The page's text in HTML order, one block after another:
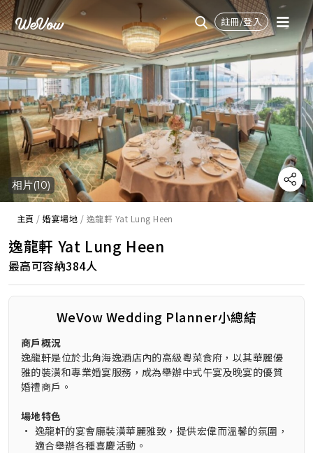
註冊/登入
相片(10)
主頁 /婚宴場地 / 逸龍軒 Yat Lung Heen
逸龍軒 Yat Lung Heen
最高可容納384人
WeVow Wedding Planner小總結
商戶概況
逸龍軒是位於北角海逸酒店內的高級粵菜食府，以其華麗優
雅的裝潢和專業婚宴服務，成為舉辦中式午宴及晚宴的優質
婚禮商戶。
場地特色
• 逸龍軒的宴會廳裝潢華麗雅致，提供宏偉而溫馨的氛圍，
適合舉辦各種喜慶活動。